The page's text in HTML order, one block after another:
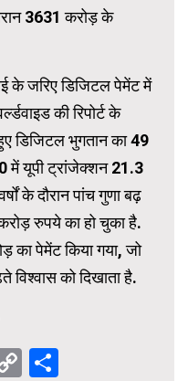
3631 करोड़ के
के जरिए डिजिटल पेमेंट में
की रिपोर्ट के
डिजिटल भुगतान का 49
में यूपी ट्रांजेक्शन 21.3
के दौरान पांच गुणा बढ़
रुपये का हो चुका है.
का पेमेंट किया गया, जो
को दिखाता है.
Copy